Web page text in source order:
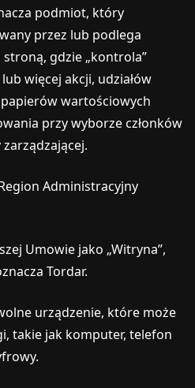
podmiot, który
przez lub podlega
gdzie „kontrola”
więcej akcji, udziałów
wartościowych
przy wyborze członków
Administracyjny
Umowie jako „Witryna”,
Tordar.
urządzenie, które może
takie jak komputer, telefon